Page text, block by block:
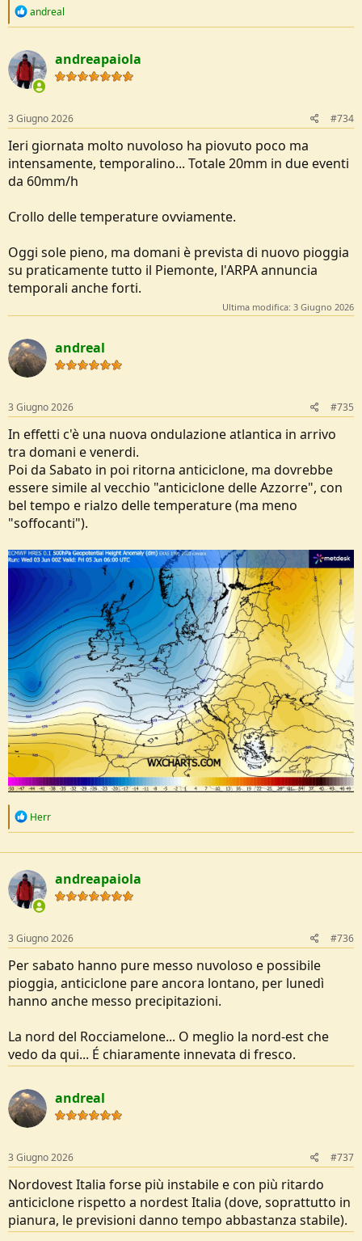
R
c
t
i
o
s
:
andreal
andreapaiola
3 Giugno 2026 #734
Ieri giornata molto nuvoloso ha piovuto poco ma
intensamente, temporalino... Totale 20mm in due eventi
da 60mm/h
Crollo delle temperature ovviamente.
Oggi sole pieno, ma domani è prevista di nuovo pioggia
su praticamente tutto il Piemonte, l'ARPA annuncia
temporali anche forti.
Ultima modifica: 3 Giugno 2026
andreal
3 Giugno 2026 #735
In effetti c'è una nuova ondulazione atlantica in arrivo
tra domani e venerdi.
Poi da Sabato in poi ritorna anticiclone, ma dovrebbe
essere simile al vecchio "anticiclone delle Azzorre", con
bel tempo e rialzo delle temperature (ma meno
"soffocanti").
R
c
t
i
o
n
Herr
andreapaiola
3 Giugno 2026 #736
Per sabato hanno pure messo nuvoloso e possibile
pioggia, anticiclone pare ancora lontano, per lunedì
hanno anche messo precipitazioni.
La nord del Rocciamelone... O meglio la nord-est che
vedo da qui... É chiaramente innevata di fresco.
andreal
3 Giugno 2026 #737
Nordovest Italia forse più instabile e con più ritardo
anticiclone rispetto a nordest Italia (dove, soprattutto in
pianura, le previsioni danno tempo abbastanza stabile).